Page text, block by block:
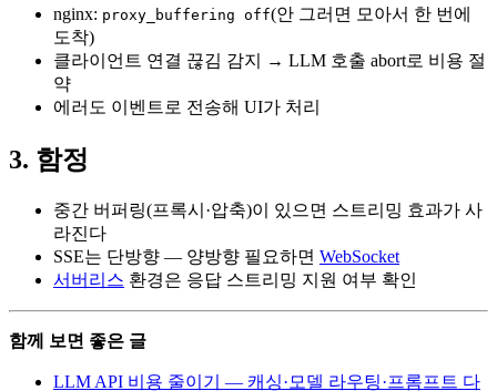
nginx: proxy_buffering off(안 그러면 모아서 한 번에
도착)
클라이언트 연결 끊김 감지 → LLM 호출 abort로 비용 절
약
에러도 이벤트로 전송해 UI가 처리
3. 함정
중간 버퍼링(프록시·압축)이 있으면 스트리밍 효과가 사
라진다
SSE는 단방향 — 양방향 필요하면 WebSocket
서버리스 환경은 응답 스트리밍 지원 여부 확인
함께 보면 좋은 글
LLM API 비용 줄이기 — 캐싱·모델 라우팅·프롬프트 다